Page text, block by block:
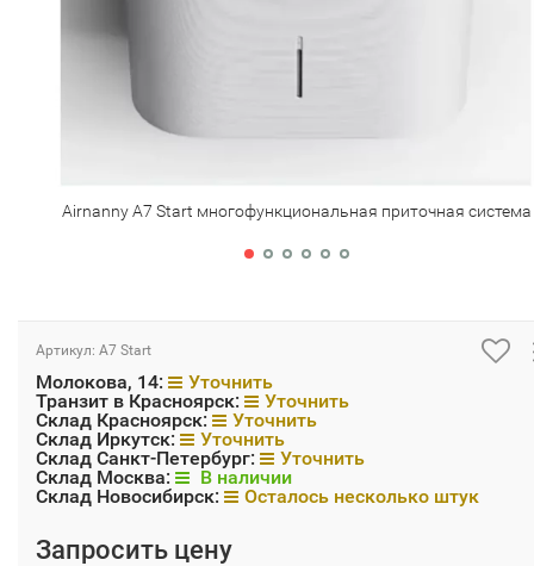
Airnanny A7 Start многофункциональная приточная система
Артикул: A7 Start
Молокова, 14:
Уточнить
Транзит в Красноярск:
Уточнить
Склад Красноярск:
Уточнить
Склад Иркутск:
Уточнить
Склад Санкт-Петербург:
Уточнить
Склад Москва:
В наличии
Склад Новосибирск:
Осталось несколько штук
Запросить цену